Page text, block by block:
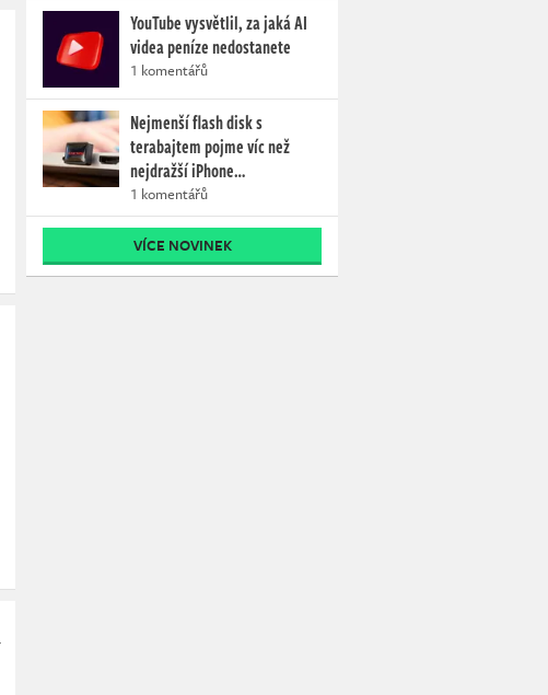
YouTube vysvětlil, za jaká AI
videa peníze nedostanete
1 komentářů
Nejmenší flash disk s
terabajtem pojme víc než
nejdražší iPhone…
1 komentářů
VÍCE NOVINEK